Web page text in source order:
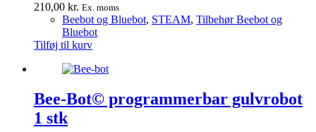
210,00 kr. Ex. moms
Beebot og Bluebot, STEAM, Tilbehør Beebot og
Bluebot
Tilføj til kurv
Bee-Bot© programmerbar gulvrobot
1 stk